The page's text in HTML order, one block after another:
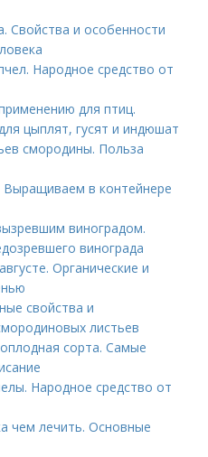
Свойства и особенности
Народное средство от
для птиц.
цыплят, гусят и индюшат
смородины. Польза
Выращиваем в контейнере
виноградом.
винограда
Органические и
свойства и
листьев
сорта. Самые
Народное средство от
чем лечить. Основные